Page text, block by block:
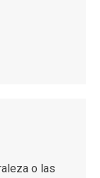
o las